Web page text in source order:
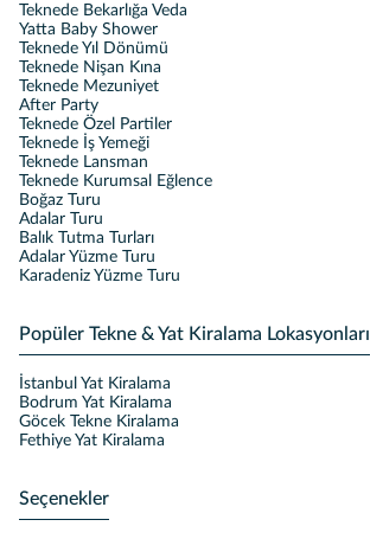
Teknede Bekarlığa Veda
Yatta Baby Shower
Teknede Yıl Dönümü
Teknede Nişan Kına
Teknede Mezuniyet
After Party
Teknede Özel Partiler
Teknede İş Yemeği
Teknede Lansman
Teknede Kurumsal Eğlence
Boğaz Turu
Adalar Turu
Balık Tutma Turları
Adalar Yüzme Turu
Karadeniz Yüzme Turu
Popüler Tekne & Yat Kiralama Lokasyonları
İstanbul Yat Kiralama
Bodrum Yat Kiralama
Göcek Tekne Kiralama
Fethiye Yat Kiralama
Seçenekler